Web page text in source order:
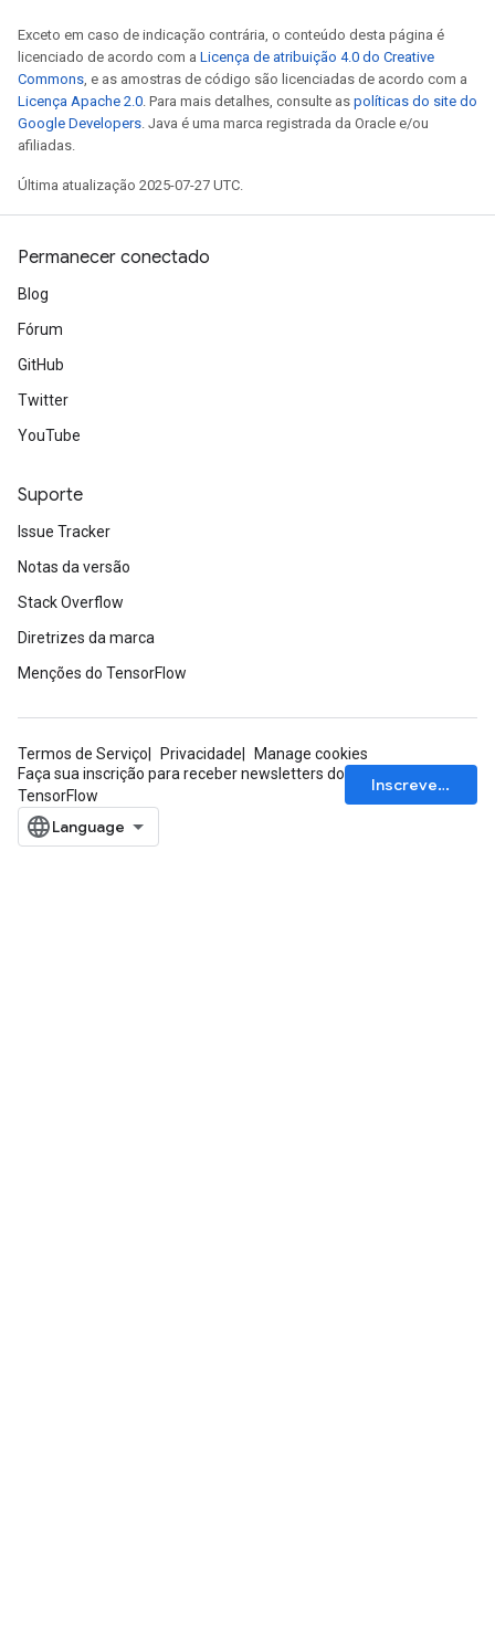
Exceto em caso de indicação contrária, o conteúdo desta página é
licenciado de acordo com a Licença de atribuição 4.0 do Creative
Commons, e as amostras de código são licenciadas de acordo com a
Licença Apache 2.0. Para mais detalhes, consulte as políticas do site do
Google Developers. Java é uma marca registrada da Oracle e/ou
afiliadas.
Última atualização 2025-07-27 UTC.
Permanecer conectado
Blog
Fórum
GitHub
Twitter
YouTube
Suporte
Issue Tracker
Notas da versão
Stack Overflow
Diretrizes da marca
Menções do TensorFlow
Termos de Serviço Privacidade
Manage cookies
Faça sua inscrição para receber newsletters do
TensorFlow
Inscrever-se